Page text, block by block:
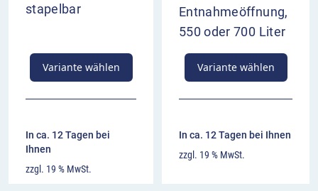
stapelbar
Variante wählen
In ca. 12 Tagen bei
Ihnen
zzgl. 19 % MwSt.
Entnahmeöffnung,
550 oder 700 Liter
Variante wählen
In ca. 12 Tagen bei Ihnen
zzgl. 19 % MwSt.